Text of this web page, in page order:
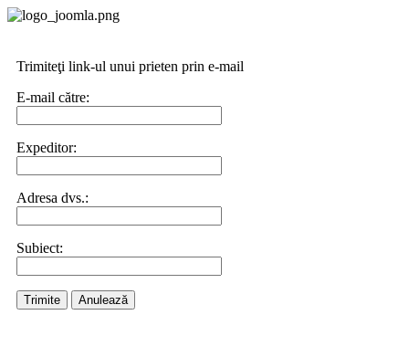
Trimiteţi link-ul unui prieten prin e-mail
E-mail către:
Expeditor:
Adresa dvs.:
Subiect:
Trimite Anulează